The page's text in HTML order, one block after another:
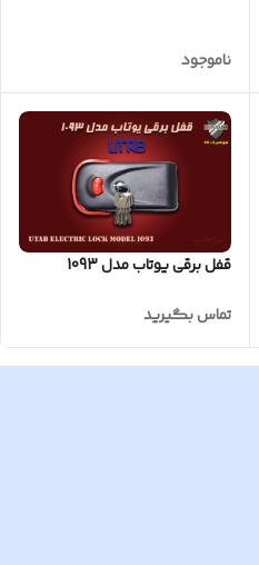
ناموجود
قفل برقی یوتاب مدل 1093
تماس بگیرید